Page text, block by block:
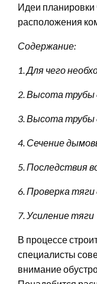
Идеи
расположения
Содержание:
1. Для чего
2. Высота трубы
3. Высота трубы
4. Сечение
5. Последствия
6. Проверка
7. Усиление тяги
В процессе
специалисты
внимание